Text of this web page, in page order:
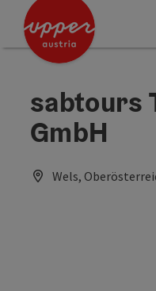
Accesskey
Accesskey
sabtours
GmbH
Wels,